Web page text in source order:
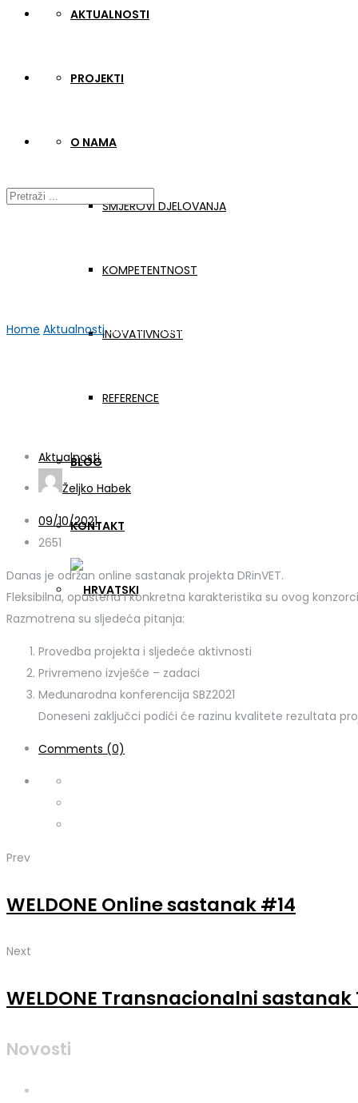
AKTUALNOSTI
PROJEKTI
O NAMA
SMJEROVI DJELOVANJA
KOMPETENTNOST
INOVATIVNOST
REFERENCE
BLOG
KONTAKT
Home Aktualnosti DRinVET online sastanak #5
Aktualnosti
Željko Habek
09/10/2021
2651
Danas je održan online sastanak projekta DRinVET.
Fleksibilna, opuštena i konkretna karakteristika su ovog
Razmotrena su sljedeća pitanja:
Provedba projekta i sljedeće aktivnosti
Privremeno izvješće – zadaci
Međunarodna konferencija SBZ2021
Doneseni zaključci podići će razinu kvalitete rezultata
Comments (0)
Prev
WELDONE Online sastanak #14
Next
WELDONE Transnacionalni
Novosti